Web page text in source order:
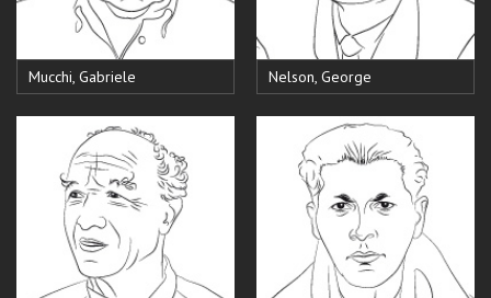
Mucchi, Gabriele Nelson, George